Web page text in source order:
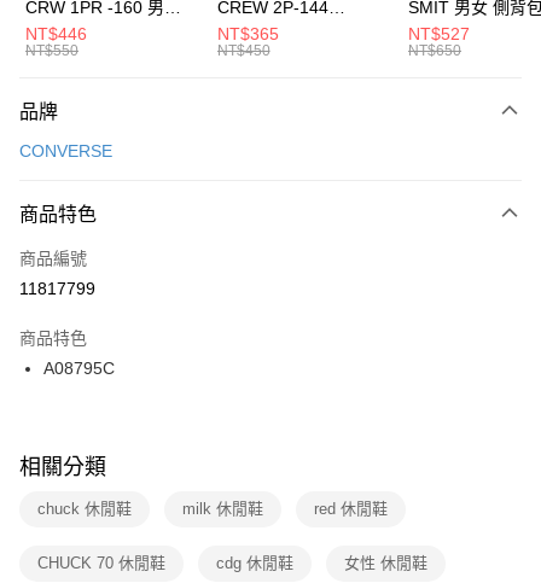
元大商業銀行
台灣樂天信用卡公司
全盈+PAY
AFTEE先享後付
【關於「AFTEE先享後付」】
便利好安心！
３．安心：先確認商品／服務後，再付款。
【「AFTEE先享後付」結帳流程】
１．於結帳方式選擇「AFTEE先享後付」後，將跳轉至「AFTEE先享後付」
２．訂單成立數日內，您將收到繳費通知簡訊。
３．收到繳費通知簡訊後14天內，點擊此簡訊中的連結，可透過四大超商／
ATM／網路銀行／等多元方式進行付款，方視為交易完成。
※ 交易是否成功請以「AFTEE先享後付 」之結帳頁面顯示為準，若有關於
是否繳費成功／繳費後需取消欲退款等相關疑問，請聯繫「AFTEE先享後付
客戶支援中心」 https://netprotections.freshdesk.com/support/home
１．透過由恩沛科技股份有限公司提供之「AFTEE先享後付」服務完成之交
運送方式
每筆NT$100，滿NT$1,500(含以上)免運費
宅配
每筆NT$100，滿NT$1,500(含以上)免運費
付款後門市自取
每筆NT$100，滿NT$1,500(含以上)免運費
CRW 1PR -160 男女
中統襪 FZ3393100
NT$446
NT$550
CREW 2P-144
EMBRDY 男女 短統襪
FZ3073133
NT$365
NT$450
SMIT 男女 側背
BA5871010
NT$527
NT$650
品牌
CONVERSE
商品特色
商品編號
11817799
商品特色
A08795C
相關分類
chuck 休閒鞋 milk 休閒鞋 red 休閒鞋
CHUCK 70 休閒鞋 cdg 休閒鞋 女性 休閒鞋